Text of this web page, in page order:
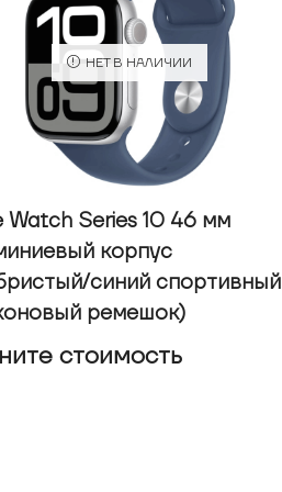
НЕТ В НАЛИЧИИ
Watch Series 10 46 мм
корпус
синий спортивный
ремешок)
стоимость